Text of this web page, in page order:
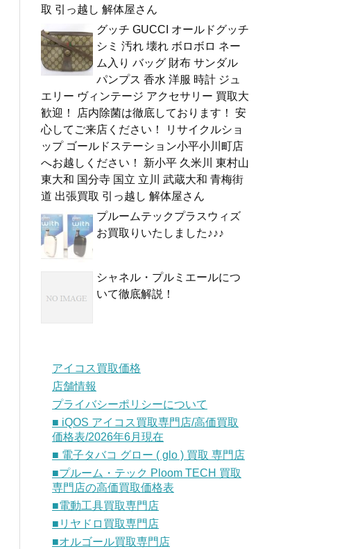
取 引っ越し 解体屋さん
グッチ GUCCI オールドグッチ
シミ 汚れ 壊れ ボロボロ ネー
ム入り バッグ 財布 サンダル
パンプス 香水 洋服 時計 ジュ
エリー ヴィンテージ アクセサリー 買取大
歓迎！ 店内除菌は徹底しております！ 安
心してご来店ください！ リサイクルショ
ップ ゴールドステーション小平小川町店
へお越しください！ 新小平 久米川 東村山
東大和 国分寺 国立 立川 武蔵大和 青梅街
道 出張買取 引っ越し 解体屋さん
プルームテックプラスウィズ
お買取りいたしました♪♪♪
シャネル・プルミエールにつ
いて徹底解説！
アイコス買取価格
店舗情報
プライバシーポリシーについて
■ iQOS アイコス買取専門店/高価買取
価格表/2026年6月現在
■ 電子タバコ グロー ( glo ) 買取 専門店
■プルーム・テック Ploom TECH 買取
専門店の高価買取価格表
■電動工具買取専門店
■リヤドロ買取専門店
■オルゴール買取専門店